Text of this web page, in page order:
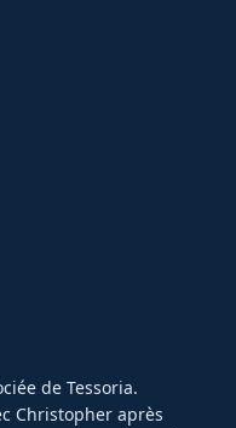
de Tessoria.
Christopher après